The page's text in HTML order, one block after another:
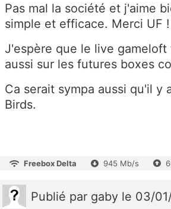
Pas mal la société et j'aime
simple et efficace. Merci UF !
J'espère que le live
aussi sur les futures boxes
Ca serait sympa aussi qu'il y
Birds.
Freebox Delta 945 Mb/s
Publié par gaby le 03/